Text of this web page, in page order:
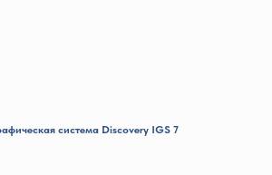
система Discovery IGS 7